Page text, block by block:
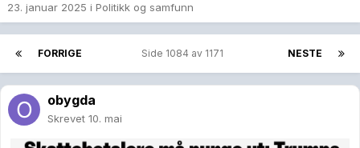
23. januar 2025 i Politikk og samfunn
FORRIGE NESTE
Side 1084 av 1171
obygda
Skrevet 10. mai